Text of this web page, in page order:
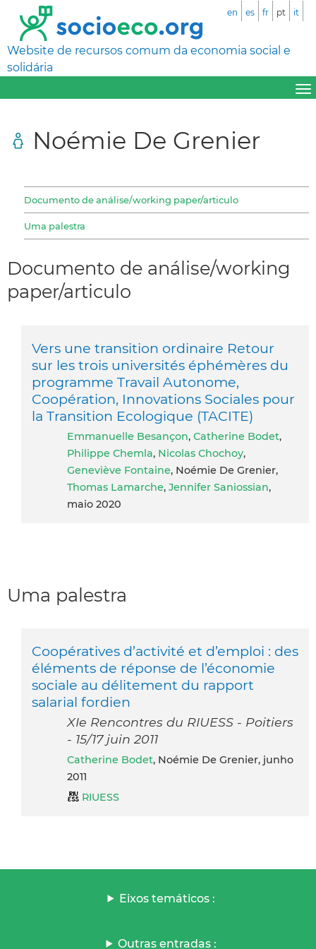
Website de recursos comum da economia social e
solidária
en es fr pt it
Noémie De Grenier
Documento de análise/working paper/articulo
Uma palestra
Documento de análise/working
paper/articulo
Vers une transition ordinaire Retour
sur les trois universités éphémères du
programme Travail Autonome,
Coopération, Innovations Sociales pour
la Transition Ecologique (TACITE)
Emmanuelle Besançon, Catherine Bodet,
Philippe Chemla, Nicolas Chochoy,
Geneviève Fontaine, Noémie De Grenier,
Thomas Lamarche, Jennifer Saniossian,
maio 2020
Uma palestra
Coopératives d’activité et d’emploi : des
éléments de réponse de l’économie
sociale au délitement du rapport
salarial fordien
XIe Rencontres du RIUESS - Poitiers
- 15/17 juin 2011
Catherine Bodet, Noémie De Grenier, junho
2011
RIUESS
Eixos temáticos :
Outras entradas :